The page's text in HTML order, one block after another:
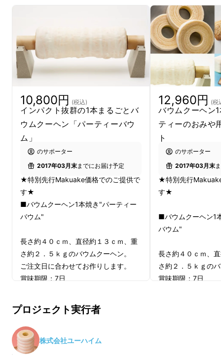
なんといってもインパクトのある見た目のまる
ごと１本焼き。ユーハイムのバウムクーヘンの
中で稀少部位「端っこ」を食べられるのはこち
らのバウムクーヘンだけです。
という手法で作られています。卵黄とバターを
合わせた「卵黄生地」と、卵白と砂糖を合わせ
す。
10,800円 (税込)
インパクト抜群の1本まるごとバ
ウムクーヘン「パーティーバウ
ム」
のサポーター
2017年03月末までにお届け予定
★特別先行Makuake価格でのご提供で
す★
■バウムクーヘン1本焼き"パーティー
バウム"
長さ約４０ｃｍ、直径約１３ｃｍ、重
さ約２．５ｋｇのバウムクーヘン。
ご注文日に合わせてお作りします。
賞味期限：7日
一般販売価格：12,960円
＜おいしいお召し上がり方＞
★バウムクーヘンは生クリームと相性
ピッタリ
12,960円 (税
バウムクーヘン
ティーのおみや
ト
のサポーター
2017年03月末
★特別先行
す★
■バウムクーヘン1
バウム"
長さ約４０ｃｍ、
さ約２．５ｋｇの
賞味期限：7日
プロジェクト実行者
株式会社ユーハイム